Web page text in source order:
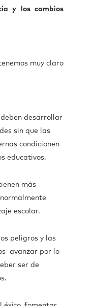
y los cambios
muy claro
deben desarrollar
sin que las
condicionen
educativos.
más
escolar.
peligros y las
avanzar por lo
ser de